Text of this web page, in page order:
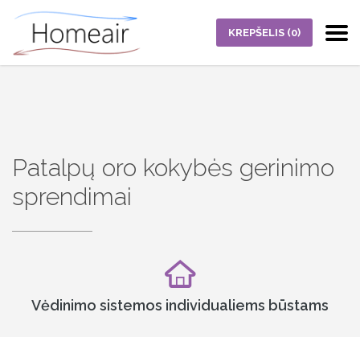
KREPŠELIS (0)
Patalpų oro kokybės gerinimo
sprendimai
Vėdinimo sistemos individualiems būstams